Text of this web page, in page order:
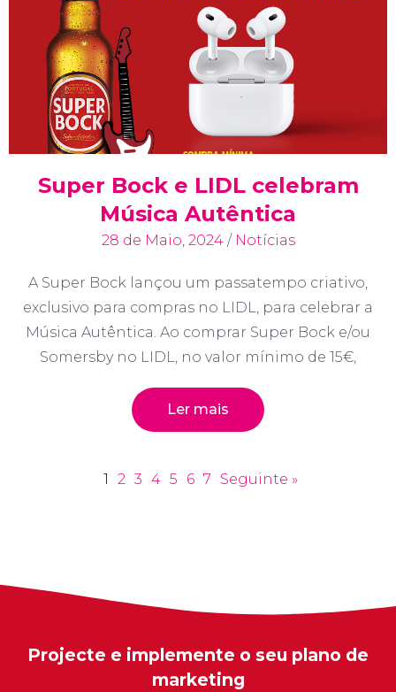
Super Bock e LIDL celebram
Música Autêntica
28 de Maio, 2024 / Notícias
A Super Bock lançou um passatempo criativo,
exclusivo para compras no LIDL, para celebrar a
Música Autêntica. Ao comprar Super Bock e/ou
Somersby no LIDL, no valor mínimo de 15€,
Ler mais
1 2 3 4 5 6 7 Seguinte »
Projecte e implemente o seu plano de
marketing